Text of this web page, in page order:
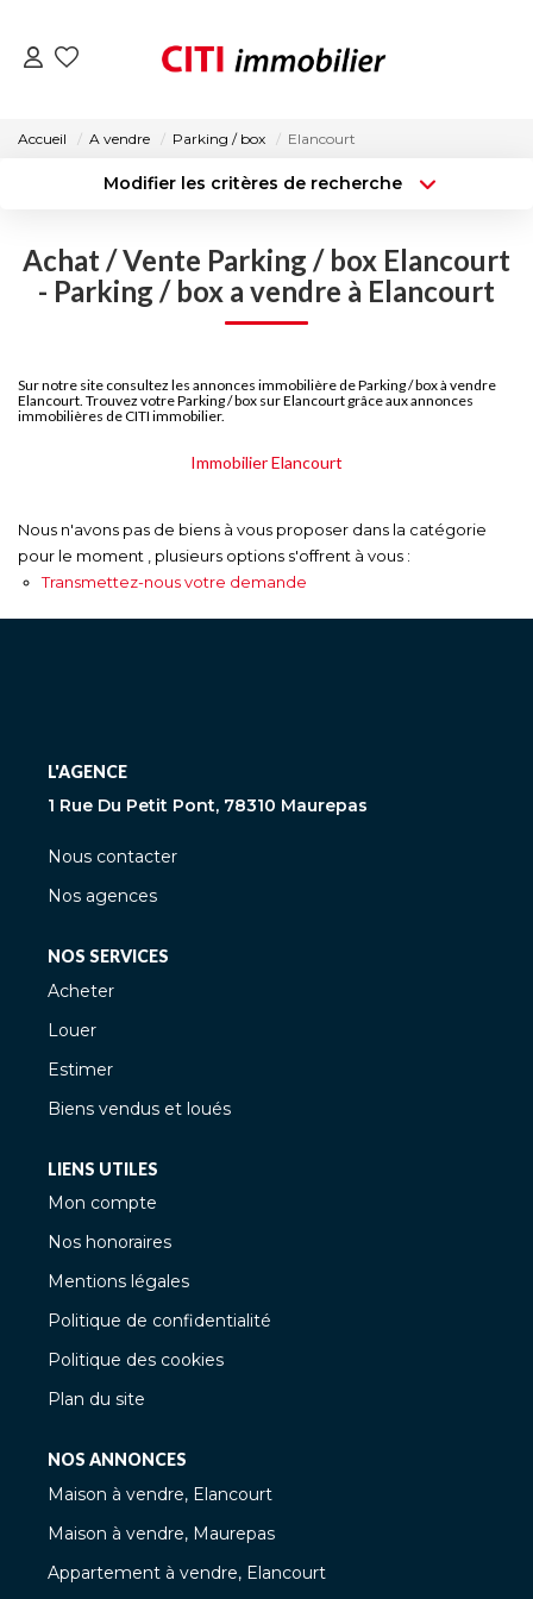
LOCATIONS
ESTIMATION
NOS AGENCES
ACTUALITÉS
CONTACT
Accueil A vendre Parking / box Elancourt
Modifier les critères de recherche
Sélectionnez...
Type de bien
Surface min
Créer une alerte
Achat / Vente Parking / box Elancourt
- Parking / box a vendre à Elancourt
Sur notre site consultez les annonces immobilière de Parking / box à vendre
Elancourt. Trouvez votre Parking / box sur Elancourt grâce aux annonces
immobilières de CITI immobilier.
Immobilier Elancourt
Nous n'avons pas de biens à vous proposer dans la catégorie
pour le moment , plusieurs options s'offrent à vous :
Transmettez-nous votre demande
L'AGENCE
1 Rue Du Petit Pont, 78310 Maurepas
Nous contacter
Nos agences
NOS SERVICES
Acheter
Louer
Estimer
Biens vendus et loués
LIENS UTILES
Mon compte
Nos honoraires
Mentions légales
Politique de confidentialité
Politique des cookies
Plan du site
NOS ANNONCES
Maison à vendre, Elancourt
Maison à vendre, Maurepas
Appartement à vendre, Elancourt